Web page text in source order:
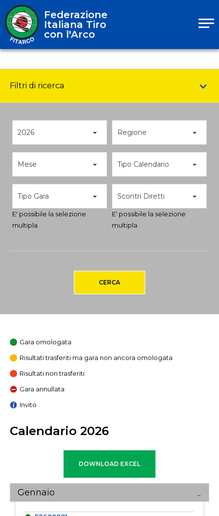
Federazione
Italiana Tiro
con l'Arco
Filtri di ricerca
2026 Regione
Mese Tipo Calendario
Tipo Gara
E' possibile la selezione
multipla
Scontri Diretti
E' possibile la selezione
multipla
CERCA
Gara omologata
Risultati trasferiti ma gara non ancora omologata
Risultati non trasferiti
Gara annullata
Invito
Calendario 2026
Gennaio